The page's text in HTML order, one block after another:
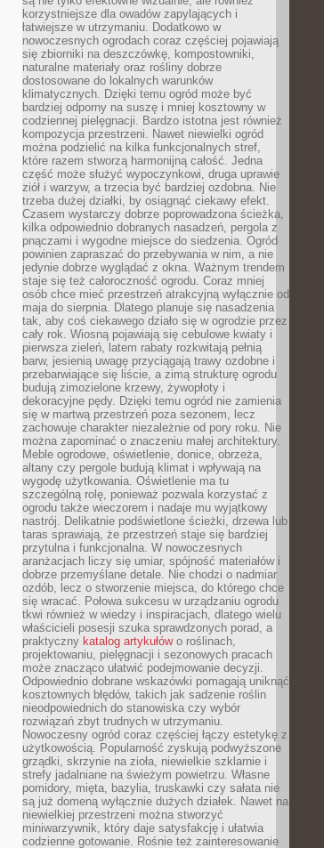
korzystniejsze dla owadów zapylających i
łatwiejsze w utrzymaniu. Dodatkowo w
nowoczesnych ogrodach coraz częściej pojawiają
się zbiorniki na deszczówkę, kompostowniki,
naturalne materiały oraz rośliny dobrze
dostosowane do lokalnych warunków
klimatycznych. Dzięki temu ogród może być
bardziej odporny na suszę i mniej kosztowny w
codziennej pielęgnacji. Bardzo istotna jest również
kompozycja przestrzeni. Nawet niewielki ogród
można podzielić na kilka funkcjonalnych stref,
które razem stworzą harmonijną całość. Jedna
część może służyć wypoczynkowi, druga uprawie
ziół i warzyw, a trzecia być bardziej ozdobna. Nie
trzeba dużej działki, by osiągnąć ciekawy efekt.
Czasem wystarczy dobrze poprowadzona ścieżka,
kilka odpowiednio dobranych nasadzeń, pergola z
pnączami i wygodne miejsce do siedzenia. Ogród
powinien zapraszać do przebywania w nim, a nie
jedynie dobrze wyglądać z okna. Ważnym trendem
staje się też całoroczność ogrodu. Coraz mniej
osób chce mieć przestrzeń atrakcyjną wyłącznie od
maja do sierpnia. Dlatego planuje się nasadzenia
tak, aby coś ciekawego działo się w ogrodzie przez
cały rok. Wiosną pojawiają się cebulowe kwiaty i
pierwsza zieleń, latem rabaty rozkwitają pełnią
barw, jesienią uwagę przyciągają trawy ozdobne i
przebarwiające się liście, a zimą strukturę ogrodu
budują zimozielone krzewy, żywopłoty i
dekoracyjne pędy. Dzięki temu ogród nie zamienia
się w martwą przestrzeń poza sezonem, lecz
zachowuje charakter niezależnie od pory roku. Nie
można zapominać o znaczeniu małej architektury.
Meble ogrodowe, oświetlenie, donice, obrzeża,
altany czy pergole budują klimat i wpływają na
wygodę użytkowania. Oświetlenie ma tu
szczególną rolę, ponieważ pozwala korzystać z
ogrodu także wieczorem i nadaje mu wyjątkowy
nastrój. Delikatnie podświetlone ścieżki, drzewa lub
taras sprawiają, że przestrzeń staje się bardziej
przytulna i funkcjonalna. W nowoczesnych
aranżacjach liczy się umiar, spójność materiałów i
dobrze przemyślane detale. Nie chodzi o nadmiar
ozdób, lecz o stworzenie miejsca, do którego chce
się wracać. Połowa sukcesu w urządzaniu ogrodu
tkwi również w wiedzy i inspiracjach, dlatego wielu
właścicieli posesji szuka sprawdzonych porad, a
praktyczny katalog artykułówo roślinach,
projektowaniu, pielęgnacji i sezonowych pracach
może znacząco ułatwić podejmowanie decyzji.
Odpowiednio dobrane wskazówki pomagają uniknąć
kosztownych błędów, takich jak sadzenie roślin
nieodpowiednich do stanowiska czy wybór
rozwiązań zbyt trudnych w utrzymaniu.
Nowoczesny ogród coraz częściej łączy estetykę z
użytkowością. Popularność zyskują podwyższone
grządki, skrzynie na zioła, niewielkie szklarnie i
strefy jadalniane na świeżym powietrzu. Własne
pomidory, mięta, bazylia, truskawki czy sałata nie
są już domeną wyłącznie dużych działek. Nawet na
niewielkiej przestrzeni można stworzyć
miniwarzywnik, który daje satysfakcję i ułatwia
codzienne gotowanie. Rośnie też zainteresowanie